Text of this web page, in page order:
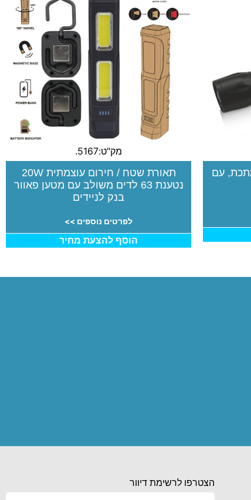
עם
מק"ט:5167.
תאורת שטח / חירום עוצמתית 20W
נטענת 63 לדים משולב עם מטען פאוור
בנק לניידים
לפרטים נוספים >>
הוסף להצעת מחיר
הצטרפו לרשימת דיוור